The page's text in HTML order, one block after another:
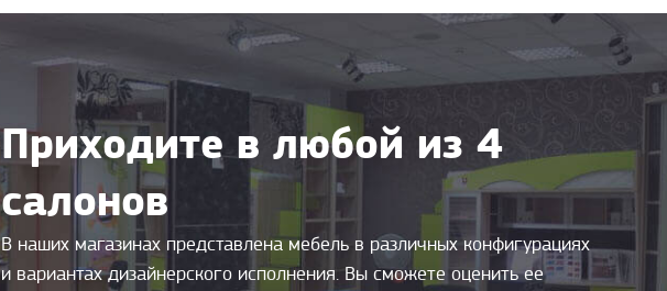
Приходите в любой из 4
салонов
В наших магазинах представлена мебель в различных конфигурациях
и вариантах дизайнерского исполнения. Вы сможете оценить ее